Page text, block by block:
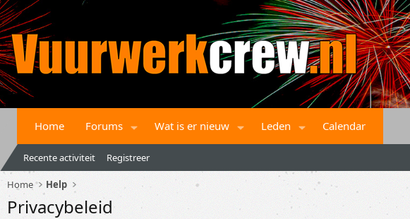
Home Forums Wat is er nieuw Leden Calendar
Recente activiteit Registreer
Home Help
Privacybeleid